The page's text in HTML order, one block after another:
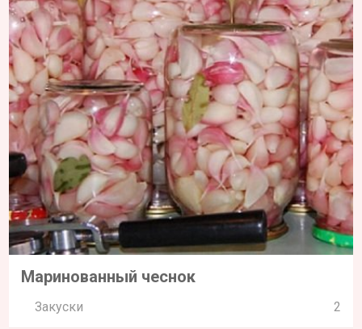
Маринованный чеснок
Закуски 2